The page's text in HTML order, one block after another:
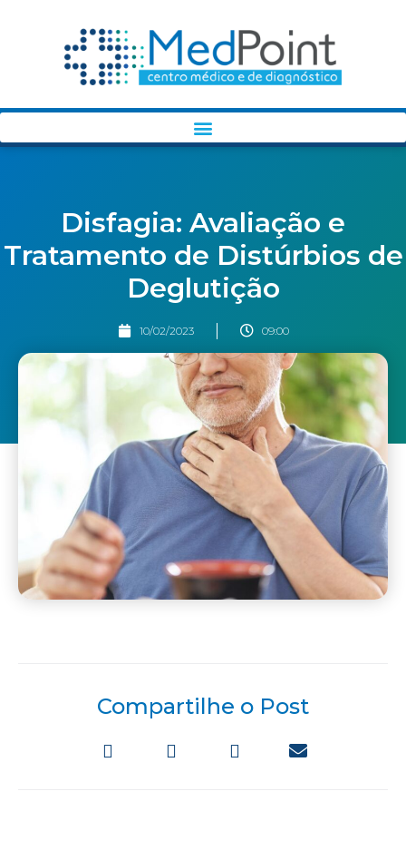
Disfagia: Avaliação e
Tratamento de Distúrbios de
Deglutição
10/02/2023 09:00
Compartilhe o Post